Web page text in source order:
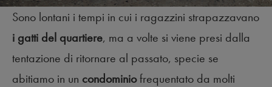
Sono lontani i tempi in cui i ragazzini strapazzavano
i gatti del quartiere, ma a volte si viene presi dalla
tentazione di ritornare al passato, specie se
abitiamo in un condominiofrequentato da molti